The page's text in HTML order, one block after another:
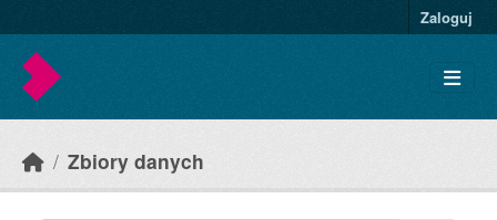
Zaloguj
Zbiory danych